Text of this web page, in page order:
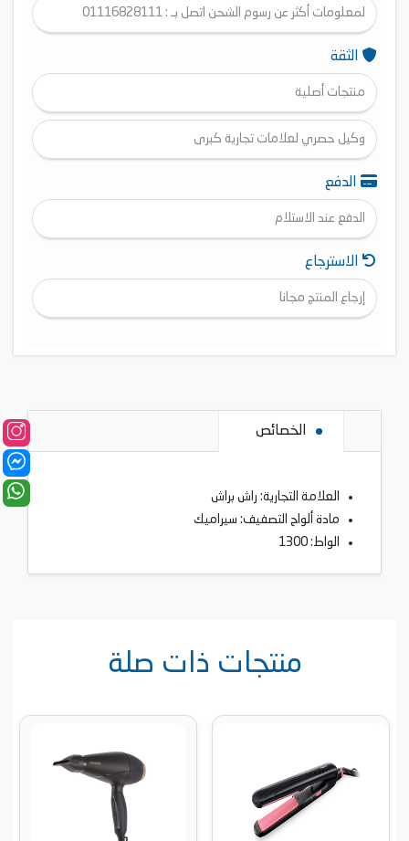
لمعلومات أكثر عن رسوم الشحن اتصل بـ : 01116828111
الثقة
منتجات أصلية
وكيل حصري لعلامات تجارية كبرى
الدفع
الدفع عند الاستلام
الاسترجاع
إرجاع المنتج مجانا
الخصائص
العلامة التجارية: راش براش
مادة ألواح التصفيف: سيراميك
الواط: 1300
منتجات ذات صلة